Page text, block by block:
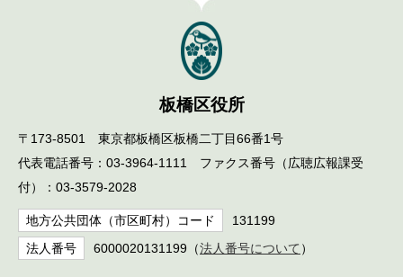
板橋区役所
〒173-8501 東京都板橋区板橋二丁目66番1号
代表電話番号：03-3964-1111 ファクス番号（広聴広報課受
付）：03-3579-2028
地方公共団体（市区町村）コード 131199
法人番号 6000020131199（法人番号について ）